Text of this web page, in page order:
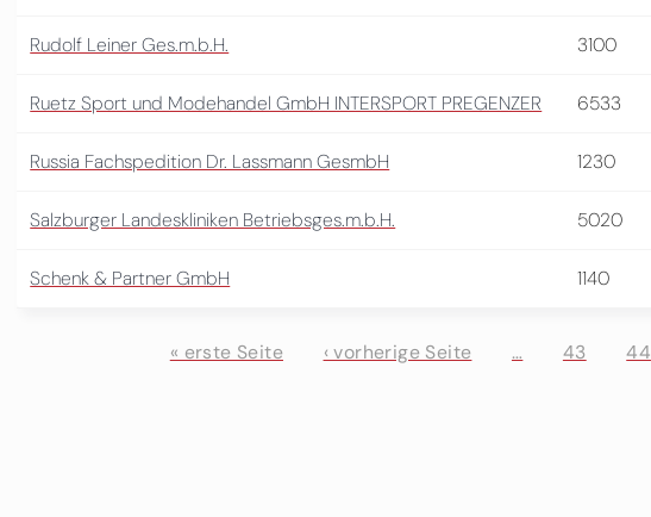
Rudolf Leiner Ges.m.b.H. 3100
Ruetz Sport und Modehandel GmbH INTERSPORT PREGENZER 6533
Russia Fachspedition Dr. Lassmann GesmbH 1230
Salzburger Landeskliniken Betriebsges.m.b.H. 5020
Schenk & Partner GmbH 1140
« erste Seite ‹ vorherige Seite … 43 44